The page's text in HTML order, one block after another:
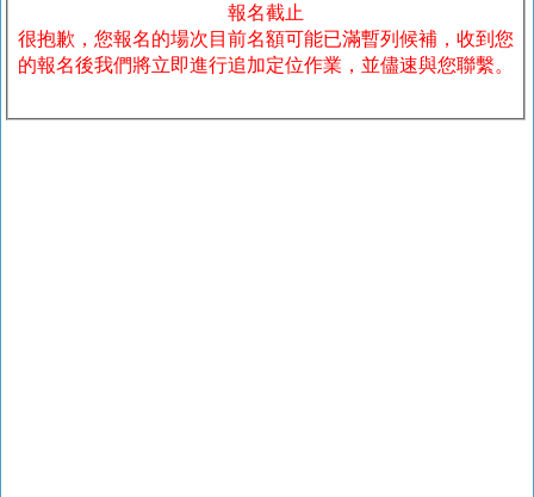
報名截止
很抱歉，您報名的場次目前名額可能已滿暫列候補，收到您
的報名後我們將立即進行追加定位作業，並儘速與您聯繫。